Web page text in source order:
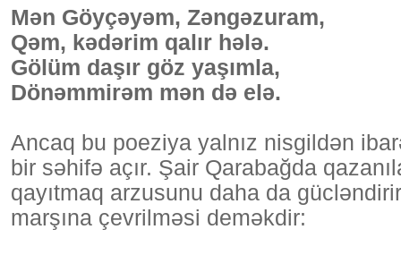
Mən Göyçəyəm, Zəngəzuram,
Qəm, kədərim qalır hələ.
Gölüm daşır göz yaşımla,
Dönəmmirəm mən də elə.
Ancaq bu poeziya yalnız nisgildən
bir səhifə açır. Şair Qarabağda
qayıtmaq arzusunu daha da
marşına çevrilməsi deməkdir: